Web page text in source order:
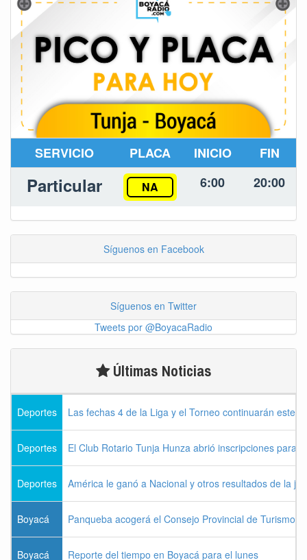
SERVICIO PLACA INICIO FIN
Particular NA 6:00 20:00
Síguenos en Facebook
Síguenos en Twitter
Tweets por @BoyacaRadio
Últimas Noticias
Deportes Las fechas 4 de la Liga y el Torneo continuarán este
Deportes El Club Rotario Tunja Hunza abrió inscripciones para
Deportes América le ganó a Nacional y otros resultados de la
Boyacá Panqueba acogerá el Consejo Provincial de Turismo
Boyacá Reporte del tiempo en Boyacá para el lunes